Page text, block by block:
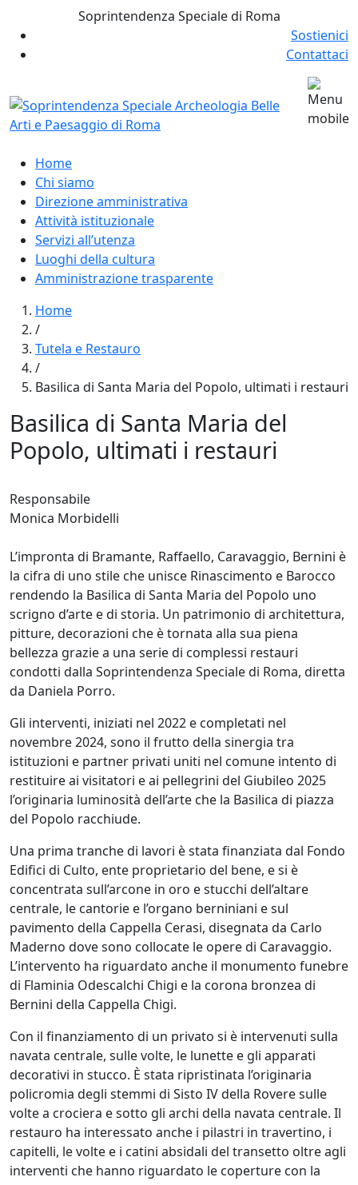
Soprintendenza Speciale di Roma
Sostienici
Contattaci
Home
Chi siamo
Direzione amministrativa
Attività istituzionale
Servizi all’utenza
Luoghi della cultura
Amministrazione trasparente
Home
/
Tutela e Restauro
/
Basilica di Santa Maria del Popolo, ultimati i restauri
Basilica di Santa Maria del
Popolo, ultimati i restauri
Responsabile
Monica Morbidelli
L’impronta di Bramante, Raffaello, Caravaggio, Bernini è
la cifra di uno stile che unisce Rinascimento e Barocco
rendendo la Basilica di Santa Maria del Popolo uno
scrigno d’arte e di storia. Un patrimonio di architettura,
pitture, decorazioni che è tornata alla sua piena
bellezza grazie a una serie di complessi restauri
condotti dalla Soprintendenza Speciale di Roma, diretta
da Daniela Porro.
Gli interventi, iniziati nel 2022 e completati nel
novembre 2024, sono il frutto della sinergia tra
istituzioni e partner privati uniti nel comune intento di
restituire ai visitatori e ai pellegrini del Giubileo 2025
l’originaria luminosità dell’arte che la Basilica di piazza
del Popolo racchiude.
Una prima tranche di lavori è stata finanziata dal Fondo
Edifici di Culto, ente proprietario del bene, e si è
concentrata sull’arcone in oro e stucchi dell’altare
centrale, le cantorie e l’organo berniniani e sul
pavimento della Cappella Cerasi, disegnata da Carlo
Maderno dove sono collocate le opere di Caravaggio.
L’intervento ha riguardato anche il monumento funebre
di Flaminia Odescalchi Chigi e la corona bronzea di
Bernini della Cappella Chigi.
Con il finanziamento di un privato si è intervenuti sulla
navata centrale, sulle volte, le lunette e gli apparati
decorativi in stucco. È stata ripristinata l’originaria
policromia degli stemmi di Sisto IV della Rovere sulle
volte a crociera e sotto gli archi della navata centrale. Il
restauro ha interessato anche i pilastri in travertino, i
capitelli, le volte e i catini absidali del transetto oltre agli
interventi che hanno riguardato le coperture con la